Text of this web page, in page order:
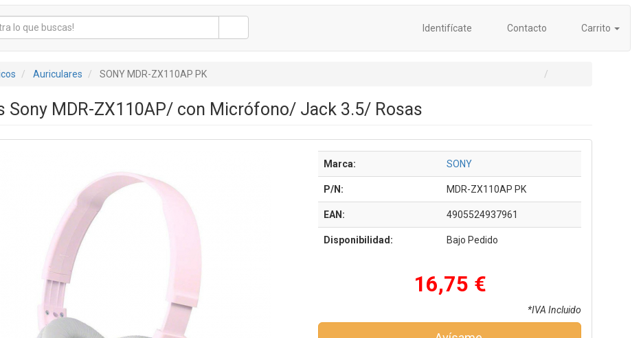
Identifícate Contacto Carrito
Auriculares SONY MDR-ZX110AP PK
Sony MDR-ZX110AP/ con Micrófono/ Jack 3.5/ Rosas
Marca: SONY
P/N: MDR-ZX110AP PK
EAN: 4905524937961
Disponibilidad: Bajo Pedido
16,75 €
*IVA Incluido